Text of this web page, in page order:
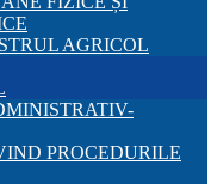
AGRICOL
PROCEDURILE